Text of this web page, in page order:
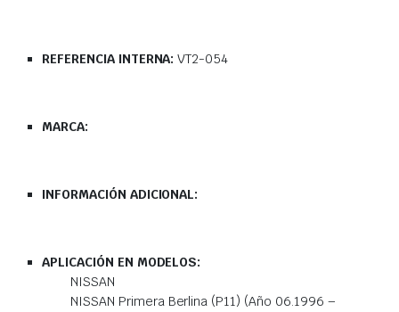
REFERENCIA INTERNA:VT2-054
MARCA:
INFORMACIÓN ADICIONAL:
APLICACIÓN EN MODELOS:
NISSAN
NISSAN Primera Berlina (P11) (Año 06.1996 –